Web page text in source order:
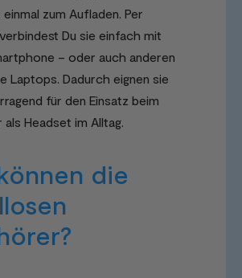
zum Aufladen. Per
Du sie einfach mit
– oder auch anderen
Laptops. Dadurch eignen sie
für den Einsatz beim
Headset im Alltag.
die